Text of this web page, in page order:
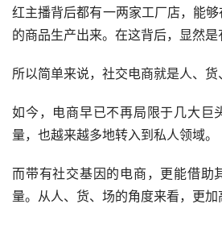
红主播背后都有一两家工厂店，能
的商品生产出来。在这背后，显然是
所以简单来说，社交电商就是人、货
如今，电商早已不再局限于几大巨
量，也越来越多地转入到私人领域。
而带有社交基因的电商，更能借助
量。从人、货、场的角度来看，更加